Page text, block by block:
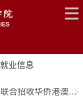
就业信息
2026年中华人民共和国普通高等学校联合招收华侨港澳台学生简章